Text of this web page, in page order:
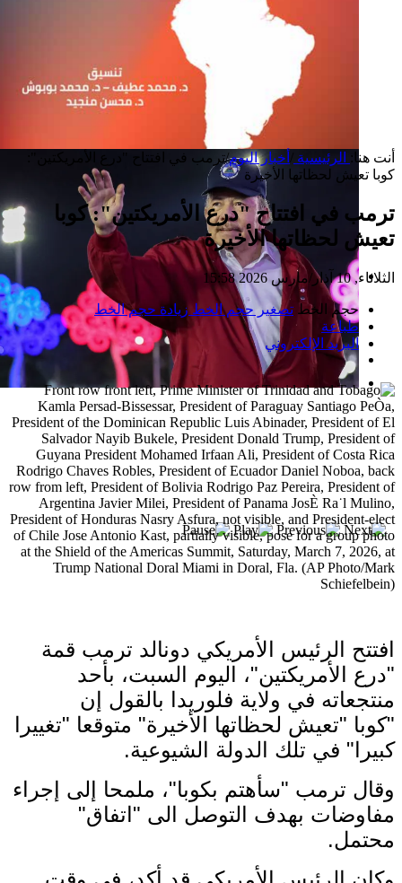
إصدار جديد
بعد خطف مادورو وحصار كوبا.. ماذا ستفعل
واشنطن بأورتيغا؟
أنت هنا: الرئيسية أخبار اليوم/ترمب في افتتاح "درع الأمريكتين":
كوبا تعيش لحظاتها الأخيرة
ترمب في افتتاح "درع الأمريكتين": كوبا
تعيش لحظاتها الأخيرة
الثلاثاء, 10 آذار/مارس 2026 15:58
حجم الخط تصغير حجم الخط زيادة حجم الخط
طباعة
البريد الإلكتروني
افتتح الرئيس الأمريكي دونالد ترمب قمة
"درع الأمريكتين"، اليوم السبت، بأحد
منتجعاته في ولاية فلوريدا بالقول إن
"كوبا "تعيش لحظاتها الأخيرة" متوقعا "تغييرا
كبيرا" في تلك الدولة الشيوعية.
وقال ترمب "سأهتم بكوبا"، ملمحا إلى إجراء
مفاوضات بهدف التوصل الى "اتفاق"
محتمل.